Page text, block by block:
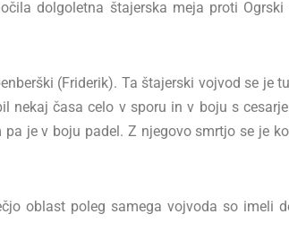
dolgoletna štajerska meja proti
(Friderik). Ta štajerski vojvod se je
nekaj časa celo v sporu in v boju s
je v boju padel. Z njegovo smrtjo se je
oblast poleg samega vojvoda so imeli